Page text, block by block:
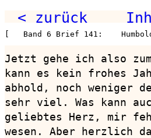
< zurück
[   Band 6 Brief 141:
Jetzt gehe ich also
kann es kein frohes
abhold, noch weniger
sehr viel. Was kann
geliebtes Herz, mir
wesen. Aber herzlich